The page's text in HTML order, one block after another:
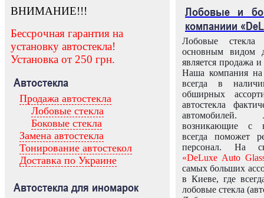
ВНИМАНИЕ!!!
Бессрочная гарантия на
установку автостекла!
Установка от 250 грн.
Автостекла
Продажа автостекла
Лобовые стекла
Боковые стекла
Замена автостекла
Тонирование автостекол
Доставка по Украине
Автостекла для иномарок
Лобовые и
компаниии
Лобовые
основным видом
является продажа и
Наша компания на
всегда в
обширных
автостекла
возникающие с
всегда поможет
персонал. На
«DeLuxe Auto
самых больших
в Киеве, где
лобовые стекла